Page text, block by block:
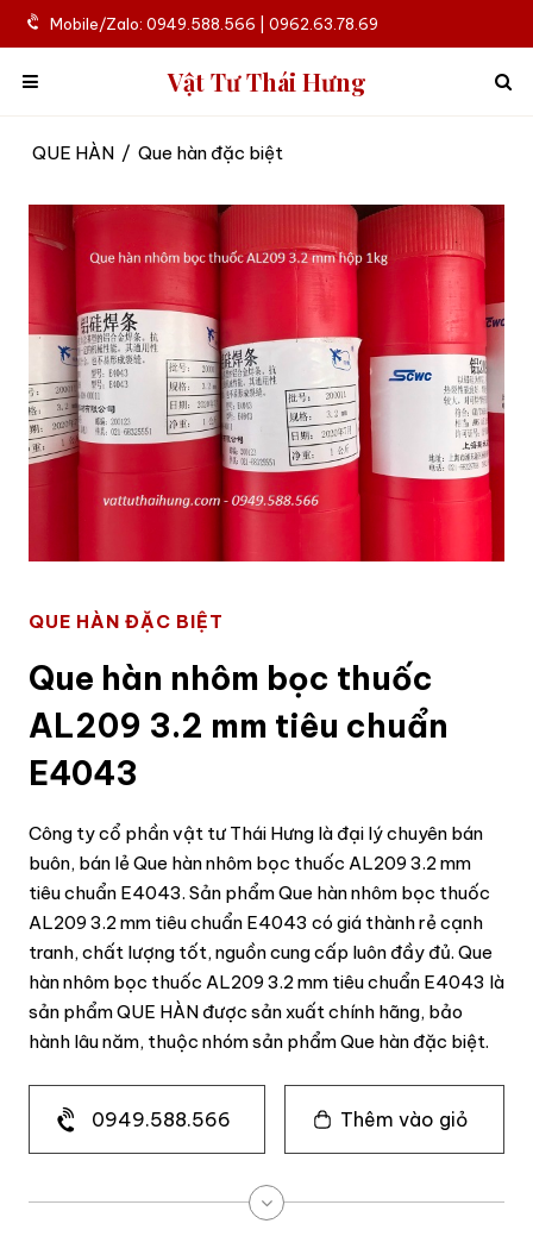
Mobile/Zalo: 0949.588.566 | 0962.63.78.69
Vật Tư Thái Hưng
QUE HÀN / Que hàn đặc biệt
QUE HÀN ĐẶC BIỆT
Que hàn nhôm bọc thuốc
AL209 3.2 mm tiêu chuẩn
E4043
Công ty cổ phần vật tư Thái Hưng là đại lý chuyên bán
buôn, bán lẻ Que hàn nhôm bọc thuốc AL209 3.2 mm
tiêu chuẩn E4043. Sản phẩm Que hàn nhôm bọc thuốc
AL209 3.2 mm tiêu chuẩn E4043 có giá thành rẻ cạnh
tranh, chất lượng tốt, nguồn cung cấp luôn đầy đủ. Que
hàn nhôm bọc thuốc AL209 3.2 mm tiêu chuẩn E4043 là
sản phẩm QUE HÀN được sản xuất chính hãng, bảo
hành lâu năm, thuộc nhóm sản phẩm Que hàn đặc biệt.
0949.588.566 Thêm vào giỏ